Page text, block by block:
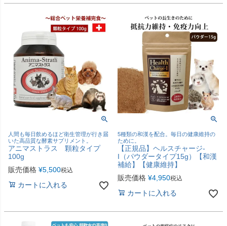
人間も毎日飲めるほど衛生管理が行き届
いた高品質な酵素サプリメント。
アニマストラス 顆粒タイプ
100g
販売価格 ¥5,500税込
カートに入れる
5種類の和漢を配合。毎日の健康維持の
ために。
【正規品】ヘルスチャージ-
I（パウダータイプ15g）【和漢
補給】【健康維持】
販売価格 ¥4,950税込
カートに入れる